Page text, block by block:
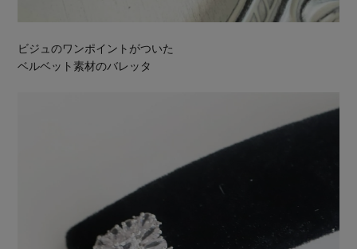
ビジュのワンポイントがついた
ベルベット素材のバレッタ